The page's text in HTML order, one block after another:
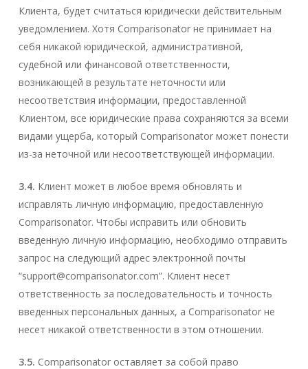
Клиента, будет считаться юридически действительным
уведомлением. Хотя Comparisonator не принимает на
себя никакой юридической, административной,
судебной или финансовой ответственности,
возникающей в результате неточности или
несоответствия информации, предоставленной
Клиентом, все юридические права сохраняются за всеми
видами ущерба, который Comparisonator может понести
из-за неточной или несоответствующей информации.
3.4. Клиент может в любое время обновлять и
исправлять личную информацию, предоставленную
Comparisonator. Чтобы исправить или обновить
введенную личную информацию, необходимо отправить
запрос на следующий адрес электронной почты
“support@comparisonator.com”. Клиент несет
ответственность за последовательность и точность
введенных персональных данных, а Comparisonator не
несет никакой ответственности в этом отношении.
3.5. Comparisonator оставляет за собой право